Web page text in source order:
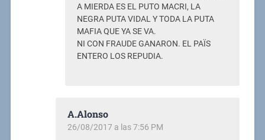
A MIERDA ES EL PUTO MACRI, LA
NEGRA PUTA VIDAL Y TODA LA PUTA
MAFIA QUE YA SE VA.
NI CON FRAUDE GANARON. EL PAÏS
ENTERO LOS REPUDIA.
A.Alonso
26/08/2017 a las 7:56 PM